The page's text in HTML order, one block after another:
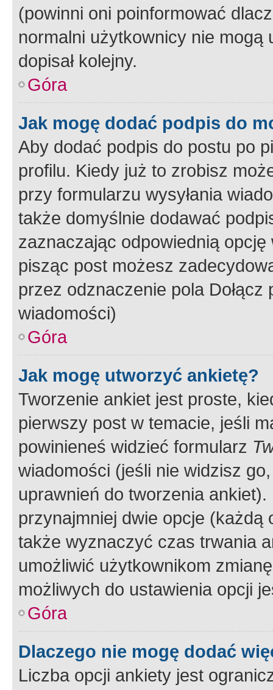
(powinni oni poinformować
normalni użytkownicy nie
dopisał kolejny.
Góra
Jak mogę dodać podpis do
Aby dodać podpis do postu po
profilu. Kiedy już to zrobisz
przy formularzu wysyłania
także domyślnie dodawać
zaznaczając odpowiednią
pisząc post możesz
przez odznaczenie pola
wiadomości)
Góra
Jak mogę utworzyć ankietę?
Tworzenie ankiet jest proste,
pierwszy post w temacie, jeśli
powinieneś widzieć formularz
wiadomości (jeśli nie widzisz
uprawnień do tworzenia
przynajmniej dwie opcje
także wyznaczyć czas trwania
umożliwić użytkownikom
możliwych do ustawienia opcji
Góra
Dlaczego nie mogę dodać
Liczba opcji ankiety jest